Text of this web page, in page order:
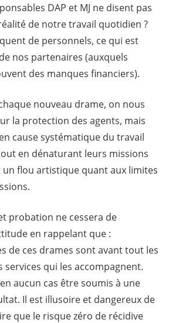
DAP et MJ ne disent pas
de notre travail quotidien ?
de personnels, ce qui est
nos partenaires (auxquels
des manques financiers).
nouveau drame, on nous
la protection des agents, mais
cause systématique du travail
en dénaturant leurs missions
flou artistique quant aux limites
probation ne cessera de
en rappelant que :
de ces drames sont avant tout les
services qui les accompagnent.
aucun cas être soumis à une
Il est illusoire et dangereux de
que le risque zéro de récidive